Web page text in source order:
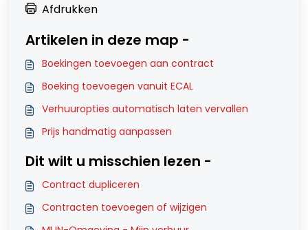
Afdrukken
Artikelen in deze map -
Boekingen toevoegen aan contract
Boeking toevoegen vanuit ECAL
Verhuuropties automatisch laten vervallen
Prijs handmatig aanpassen
Dit wilt u misschien lezen -
Contract dupliceren
Contracten toevoegen of wijzigen